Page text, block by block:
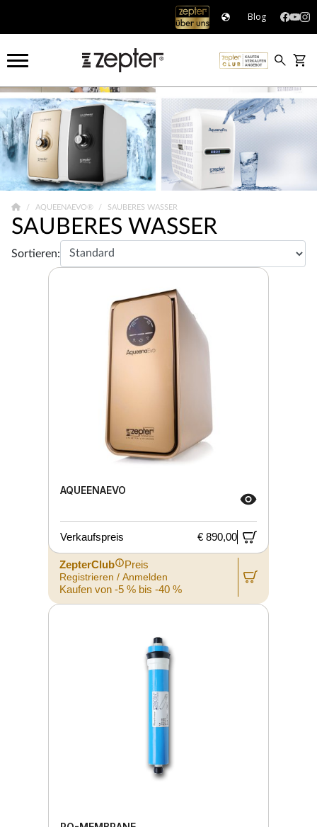
Blog
AQUEENAEVO® SAUBERES WASSER
SAUBERES WASSER
Sortieren:
AQUEENAEVO
Verkaufspreis € 890,00
ZepterClub Preis
Registrieren / Anmelden
Kaufen von -5 % bis -40 %